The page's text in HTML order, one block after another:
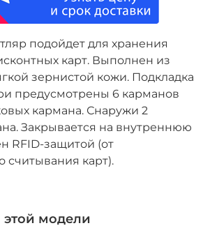
подойдет для хранения
карт. Выполнен из
зернистой кожи. Подкладка
предусмотрены 6 карманов
кармана. Снаружи 2
Закрывается на внутреннюю
RFID-защитой (от
считывания карт).
этой модели